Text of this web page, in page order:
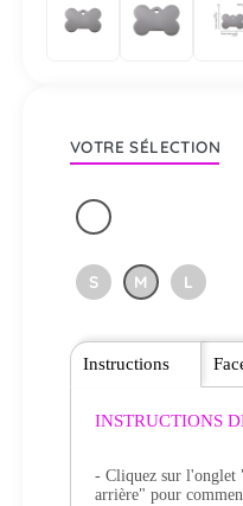
VOTRE SÉLECTION
S M L
Instructions
INSTRUCTIONS
- Cliquez sur l'onglet
arrière" pour